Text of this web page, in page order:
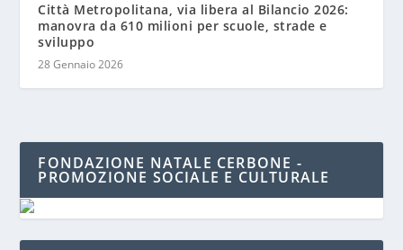
Città Metropolitana, via libera al Bilancio 2026:
manovra da 610 milioni per scuole, strade e
sviluppo
28 Gennaio 2026
FONDAZIONE NATALE CERBONE -
PROMOZIONE SOCIALE E CULTURALE